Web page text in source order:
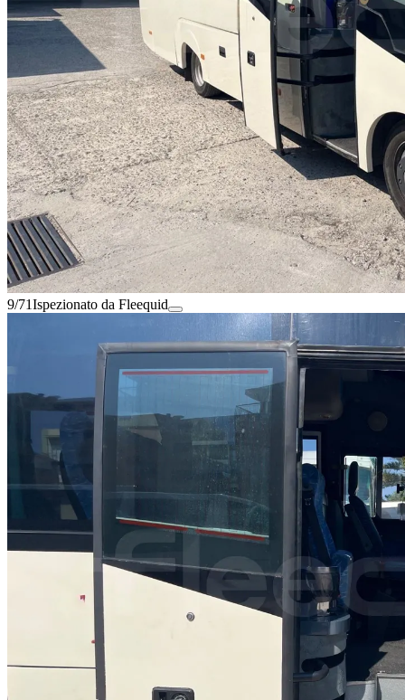
9/71Ispezionato da Fleequid